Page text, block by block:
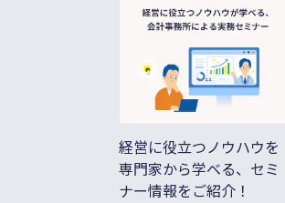
経営に役立つノウハウを
専門家から学べる、セミ
ナー情報をご紹介！